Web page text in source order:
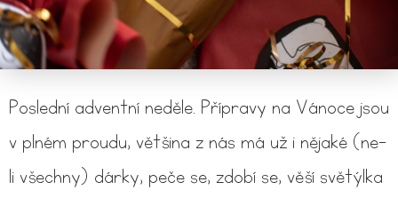
Poslední adventní neděle. Přípravy na Vánoce jsou
v plném proudu, většina z nás má už i nějaké (ne-
li všechny) dárky, peče se, zdobí se, věší světýlka